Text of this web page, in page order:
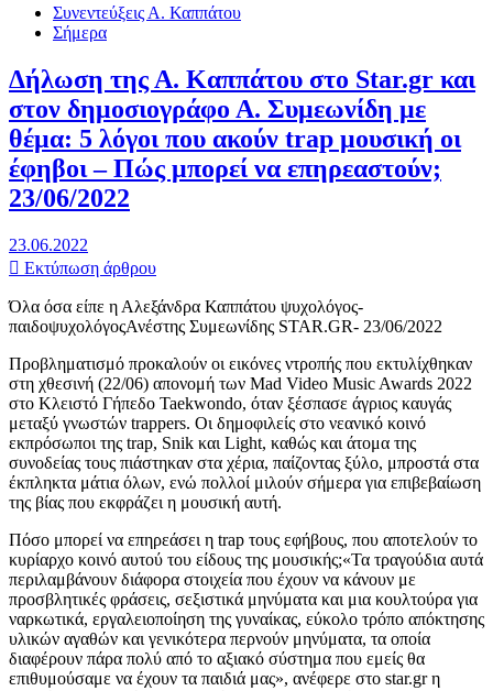
Συνεντεύξεις Α. Καππάτου
Σήμερα
Δήλωση της Α. Καππάτου στο Star.gr και
στον δημοσιογράφο Α. Συμεωνίδη με
θέμα: 5 λόγοι που ακούν trap μουσική οι
έφηβοι – Πώς μπορεί να επηρεαστούν;
23/06/2022
23.06.2022
Εκτύπωση άρθρου
Όλα όσα είπε η Αλεξάνδρα Καππάτου ψυχολόγος-
παιδοψυχολόγοςΑνέστης Συμεωνίδης STAR.GR- 23/06/2022
Προβληματισμό προκαλούν οι εικόνες ντροπής που εκτυλίχθηκαν
στη χθεσινή (22/06) απονομή των Mad Video Music Awards 2022
στο Κλειστό Γήπεδο Taekwondo, όταν ξέσπασε άγριος καυγάς
μεταξύ γνωστών trappers. Οι δημοφιλείς στο νεανικό κοινό
εκπρόσωποι της trap, Snik και Light, καθώς και άτομα της
συνοδείας τους πιάστηκαν στα χέρια, παίζοντας ξύλο, μπροστά στα
έκπληκτα μάτια όλων, ενώ πολλοί μιλούν σήμερα για επιβεβαίωση
της βίας που εκφράζει η μουσική αυτή.
Πόσο μπορεί να επηρεάσει η trap τους εφήβους, που αποτελούν το
κυρίαρχο κοινό αυτού του είδους της μουσικής;«Τα τραγούδια αυτά
περιλαμβάνουν διάφορα στοιχεία που έχουν να κάνουν με
προσβλητικές φράσεις, σεξιστικά μηνύματα και μια κουλτούρα για
ναρκωτικά, εργαλειοποίηση της γυναίκας, εύκολο τρόπο απόκτησης
υλικών αγαθών και γενικότερα περνούν μηνύματα, τα οποία
διαφέρουν πάρα πολύ από το αξιακό σύστημα που εμείς θα
επιθυμούσαμε να έχουν τα παιδιά μας», ανέφερε στο star.gr η